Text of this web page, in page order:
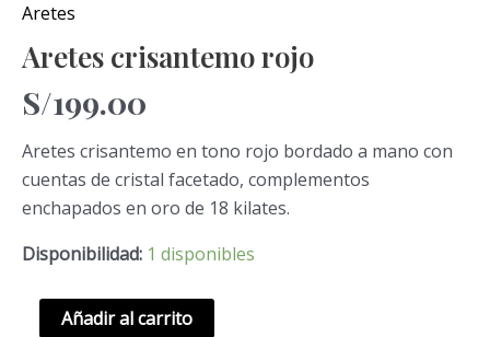
Aretes
Aretes crisantemo rojo
S/199.00
Aretes crisantemo en tono rojo bordado a mano con
cuentas de cristal facetado, complementos
enchapados en oro de 18 kilates.
Disponibilidad: 1 disponibles
Añadir al carrito